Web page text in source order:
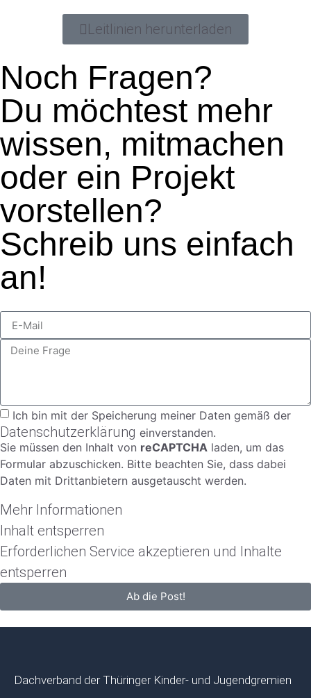
Leitlinien herunterladen
Noch Fragen?
Du möchtest mehr
wissen, mitmachen
oder ein Projekt
vorstellen?
Schreib uns einfach
an!
Ich bin mit der Speicherung meiner Daten gemäß der
Datenschutzerklärung einverstanden.
Sie müssen den Inhalt von reCAPTCHA laden, um das
Formular abzuschicken. Bitte beachten Sie, dass dabei
Daten mit Drittanbietern ausgetauscht werden.
Mehr Informationen
Inhalt entsperren
Erforderlichen Service akzeptieren und Inhalte
entsperren
Ab die Post!
Dachverband der Thüringer Kinder- und Jugendgremien